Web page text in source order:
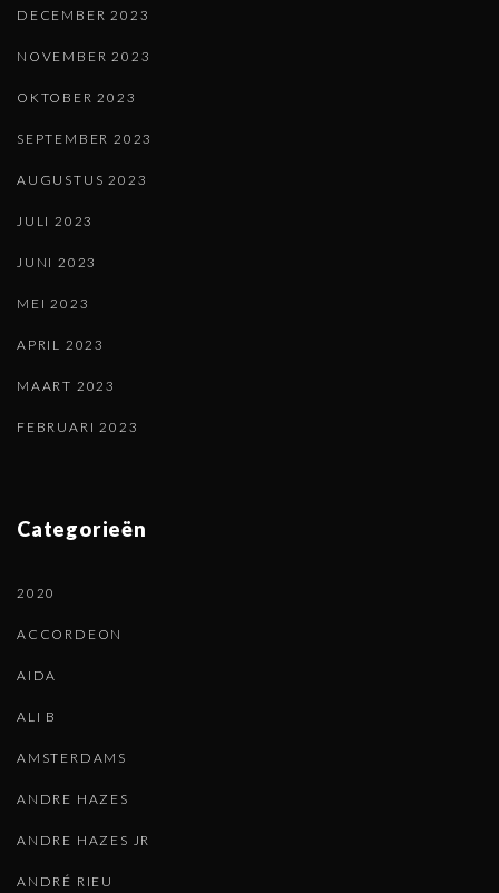
DECEMBER 2023
NOVEMBER 2023
OKTOBER 2023
SEPTEMBER 2023
AUGUSTUS 2023
JULI 2023
JUNI 2023
MEI 2023
APRIL 2023
MAART 2023
FEBRUARI 2023
Categorieën
2020
ACCORDEON
AIDA
ALI B
AMSTERDAMS
ANDRE HAZES
ANDRE HAZES JR
ANDRÉ RIEU